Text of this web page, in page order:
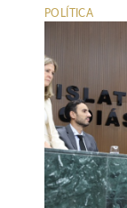
POLÍTICA